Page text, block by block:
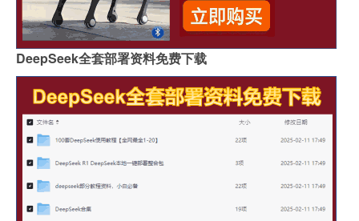
DeepSeek全套部署资料免费下载